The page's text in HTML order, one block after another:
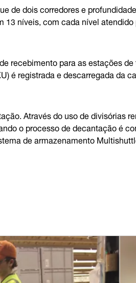
de dois corredores e
níveis, com cada nível
recebimento para as estações
é registrada e descarregada da
Através do uso de divisórias
o processo de decantação é
de armazenamento